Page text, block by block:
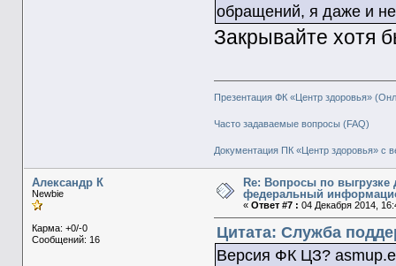
обращений, я даже и
Закрывайте хотя
Презентация ФК «Центр здоровья»
Часто задаваемые вопросы (FAQ)
Документация ПК «Центр здоровья» с
Александр К
Newbie
Карма: +0/-0
Сообщений: 16
Re: Вопросы по
федеральный
« Ответ #7 : 04 Декабря 2014,
Цитата: Служба
Версия ФК ЦЗ?